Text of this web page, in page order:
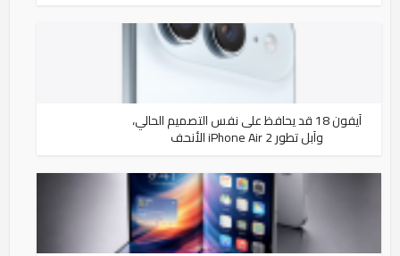
آيفون 18 قد يحافظ على نفس التصميم الحالي،
وآبل تطور iPhone Air 2 الأنحف